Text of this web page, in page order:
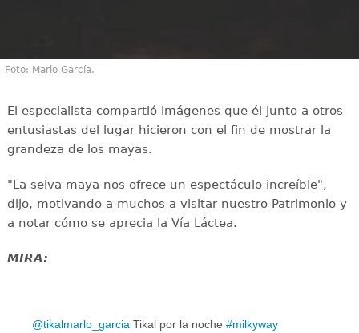
Foto: Marlo García.
El especialista compartió imágenes que él junto a otros
entusiastas del lugar hicieron con el fin de mostrar la
grandeza de los mayas.
"La selva maya nos ofrece un espectáculo increíble",
dijo, motivando a muchos a visitar nuestro Patrimonio y
a notar cómo se aprecia la Vía Láctea.
MIRA:
@tikalmarlo_garcia Tikal por la noche #milkyway